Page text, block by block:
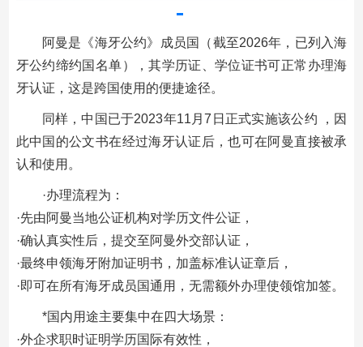
阿曼是《海牙公约》成员国（截至2026年，已列入海
牙公约缔约国名单），其学历证、学位证书可正常办理海
牙认证，这是跨国使用的便捷途径。
同样，中国已于2023年11月7日正式实施该公约 ，因
此中国的公文书在经过海牙认证后，也可在阿曼直接被承
认和使用。
·办理流程为：
·先由阿曼当地公证机构对学历文件公证，
·确认真实性后，提交至阿曼外交部认证，
·最终申领海牙附加证明书，加盖标准认证章后，
·即可在所有海牙成员国通用，无需额外办理使领馆加签。
*国内用途主要集中在四大场景：
·外企求职时证明学历国际有效性，